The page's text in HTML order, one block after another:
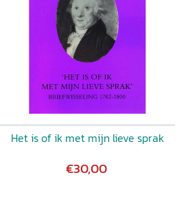
Het is of ik met mijn lieve sprak
€30,00